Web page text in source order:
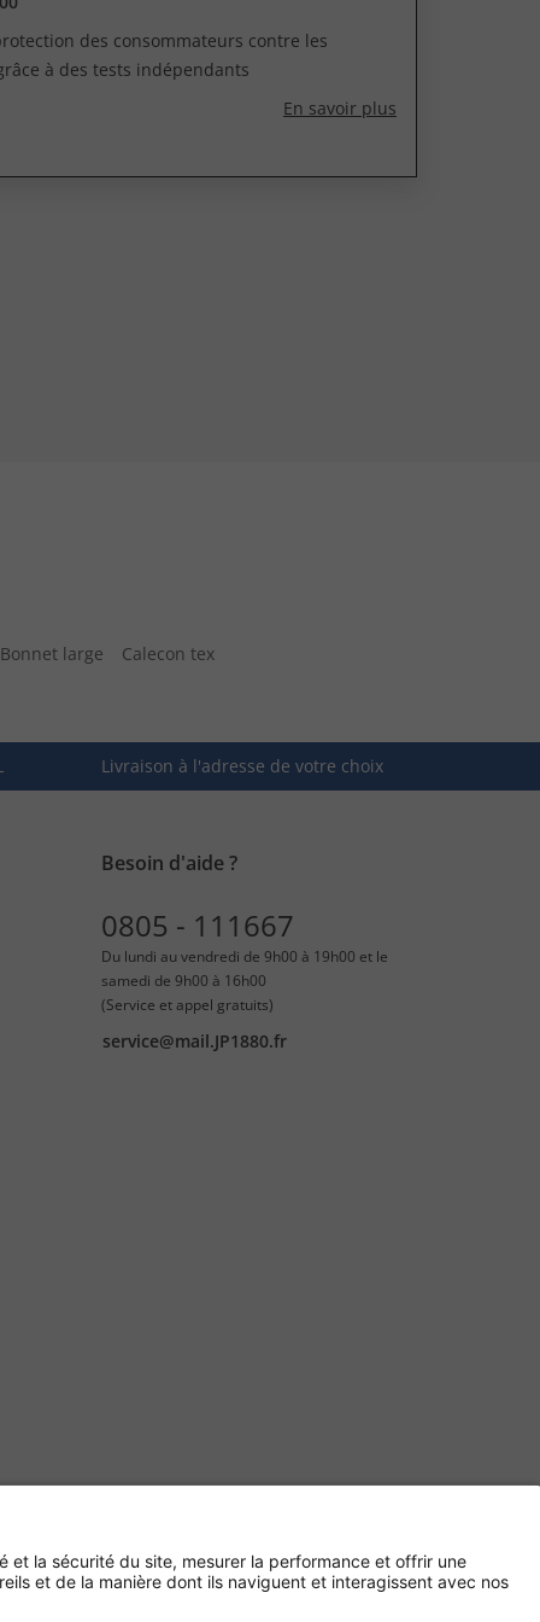
des consommateurs contre les
à des tests indépendants
En savoir plus
Bonnet large
Calecon tex
Livraison à l'adresse de votre choix
Besoin d'aide ?
0805 - 111667
Du lundi au vendredi de 9h00 à 19h00 et le
samedi de 9h00 à 16h00
(Service et appel gratuits)
service@mail.JP1880.fr